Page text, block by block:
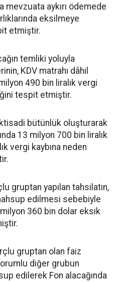
mevzuata aykırı ödemede
eksilmeye
etmiştir.
temliki yoluyla
KDV matrahı dâhil
490 bin liralık vergi
tespit etmiştir.
bütünlük oluşturarak
13 milyon 700 bin liralık
vergi kaybına neden
gruptan yapılan tahsilatın,
edilmesi sebebiyle
360 bin dolar eksik
gruptan olan faiz
diğer grubun
edilerek Fon alacağında